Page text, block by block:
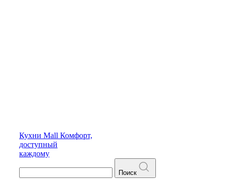
Кухни Mall Комфорт,
доступный
каждому
Поиск